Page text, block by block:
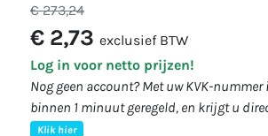
€ 273,24
€ 2,73 exclusief BTW
Log in voor netto prijzen!
Nog geen account? Met uw KVK-nummer
binnen 1 minuut geregeld, en krijgt u
Klik hier